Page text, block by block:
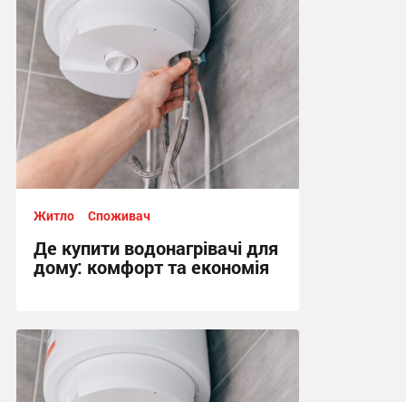
Житло Споживач
Де купити водонагрівачі для
дому: комфорт та економія
22:45, 10.06.2026